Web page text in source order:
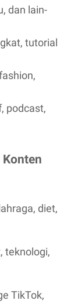
dan lain-
tutorial
podcast,
diet,
teknologi,
TikTok,